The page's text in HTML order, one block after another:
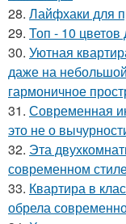
28. Лайфхаки для
29. Топ - 10
30. Уютная
даже на
гармоничное
31. Современная
это не о
32. Эта
современном
33. Квартира в
обрела